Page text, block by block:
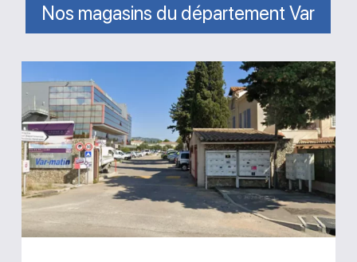
Nos magasins du département Var
Magasin
piscine
Ollioules
AGS
Piscines
Var